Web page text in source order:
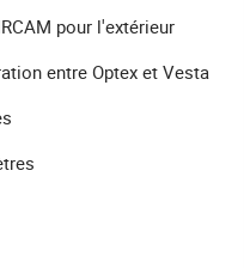
pour l'extérieur
entre Optex et Vesta